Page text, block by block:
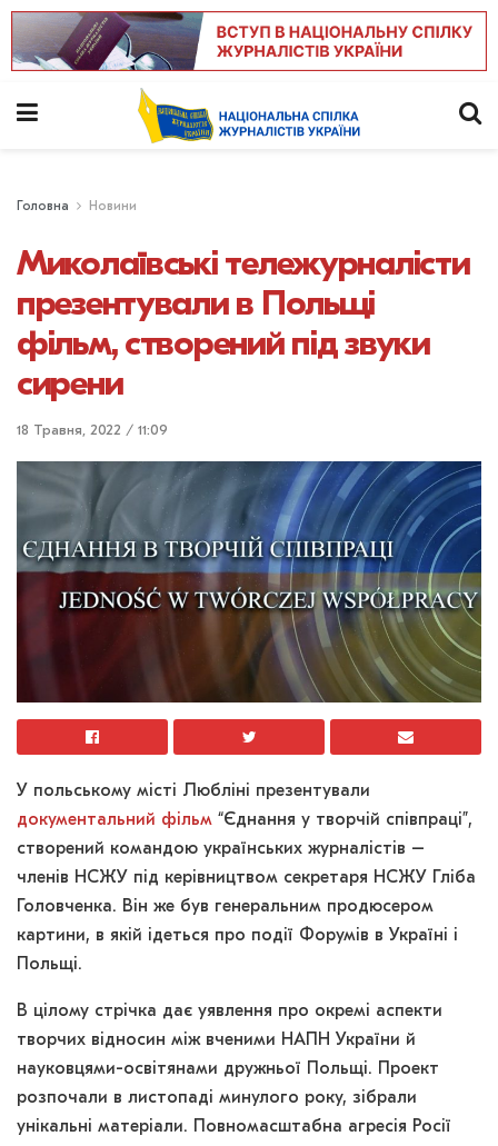
Головна Новини
Миколаївські тележурналісти
презентували в Польщі
фільм, створений під звуки
сирени
18 Травня, 2022 / 11:09
У польському місті Любліні презентували
документальний фільм “Єднання у творчій співпраці”,
створений командою українських журналістів –
членів НСЖУ під керівництвом секретаря НСЖУ Гліба
Головченка. Він же був генеральним продюсером
картини, в якій ідеться про події Форумів в Україні і
Польщі.
В цілому стрічка дає уявлення про окремі аспекти
творчих відносин між вченими НАПН України й
науковцями-освітянами дружньої Польщі. Проект
розпочали в листопаді минулого року, зібрали
унікальні матеріали. Повномасштабна агресія Росії